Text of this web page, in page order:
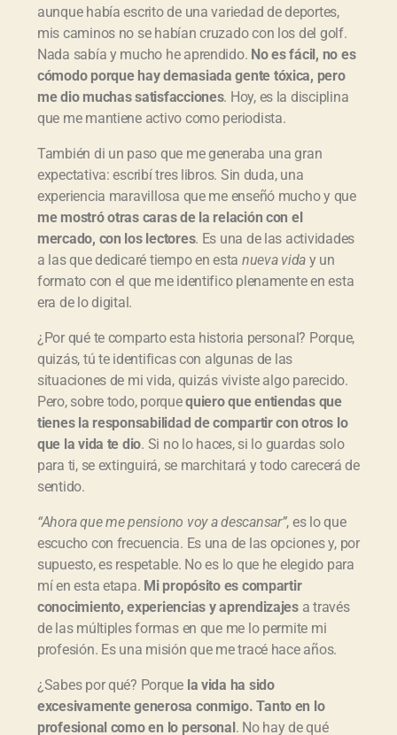
aunque había escrito de una variedad de deportes,
mis caminos no se habían cruzado con los del golf.
Nada sabía y mucho he aprendido. No es fácil, no es
cómodo porque hay demasiada gente tóxica, pero
me dio muchas satisfacciones. Hoy, es la disciplina
que me mantiene activo como periodista.
También di un paso que me generaba una gran
expectativa: escribí tres libros. Sin duda, una
experiencia maravillosa que me enseñó mucho y que
me mostró otras caras de la relación con el
mercado, con los lectores. Es una de las actividades
a las que dedicaré tiempo en esta nueva vida y un
formato con el que me identifico plenamente en esta
era de lo digital.
¿Por qué te comparto esta historia personal? Porque,
quizás, tú te identificas con algunas de las
situaciones de mi vida, quizás viviste algo parecido.
Pero, sobre todo, porquequiero que entiendas que
tienes la responsabilidad de compartir con otros lo
que la vida te dio. Si no lo haces, si lo guardas solo
para ti, se extinguirá, se marchitará y todo carecerá de
sentido.
“Ahora que me pensiono voy a descansar”, es lo que
escucho con frecuencia. Es una de las opciones y, por
supuesto, es respetable. No es lo que he elegido para
mí en esta etapa. Mi propósito es compartir
conocimiento, experiencias y aprendizajesa través
de las múltiples formas en que me lo permite mi
profesión. Es una misión que me tracé hace años.
¿Sabes por qué? Porque la vida ha sido
excesivamente generosa conmigo. Tanto en lo
profesional como en lo personal. No hay de qué